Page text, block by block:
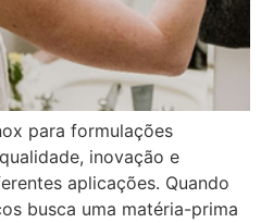
para formulações
inovação e
aplicações. Quando
busca uma matéria-prima